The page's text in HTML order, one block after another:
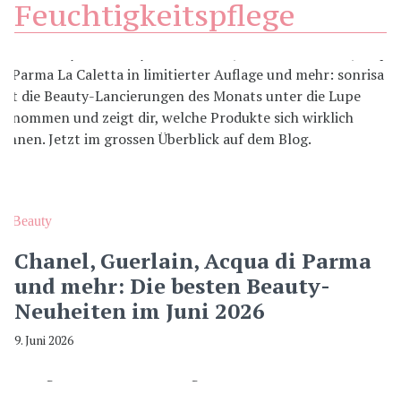
Feuchtigkeitspflege
Beauty
Chanel, Guerlain, Acqua di Parma
und mehr: Die besten Beauty-
Neuheiten im Juni 2026
9. Juni 2026